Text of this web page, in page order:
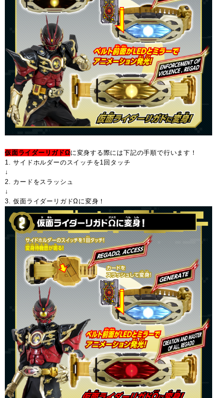
仮面ライダーリガドΩに変身する際には下記の手順で行います！
1. サイドホルダーのスイッチを1回タッチ
↓
2. カードをスラッシュ
↓
3. 仮面ライダーリガドΩに変身！